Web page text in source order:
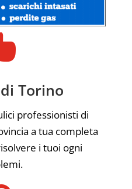
Torino
professionisti di
a tua completa
i tuoi ogni